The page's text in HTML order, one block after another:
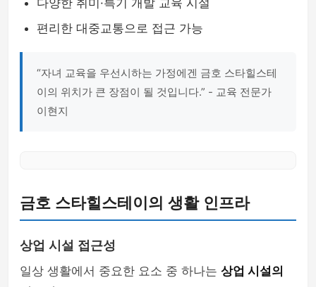
다양한 취미·특기 개발 교육 시설
편리한 대중교통으로 접근 가능
“자녀 교육을 우선시하는 가정에겐 금호 스타힐스테
이의 위치가 큰 장점이 될 것입니다.” - 교육 전문가
이현지
금호 스타힐스테이의 생활 인프라
상업 시설 접근성
일상 생활에서 중요한 요소 중 하나는 상업 시설의